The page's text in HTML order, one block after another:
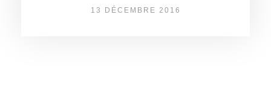
13 DÉCEMBRE 2016